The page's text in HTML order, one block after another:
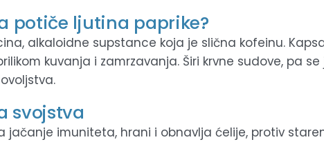
potiče ljutina paprike?
alkaloidne supstance koja je slična kofeinu.
kuvanja i zamrzavanja. Širi krvne sudove, pa se
svojstva
jačanje imuniteta, hrani i obnavlja ćelije, protiv